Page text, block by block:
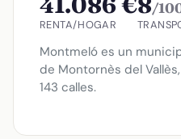
RENTA/HOGAR
/
Montmeló es un
de Montornès del
143 calles.